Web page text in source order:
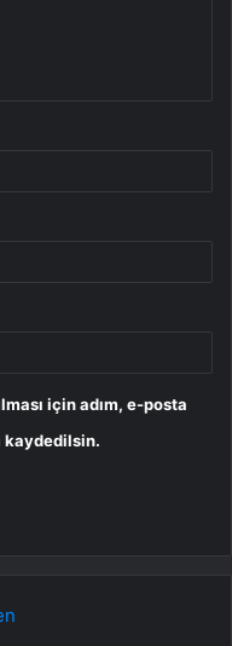
için adım, e-posta
kaydedilsin.